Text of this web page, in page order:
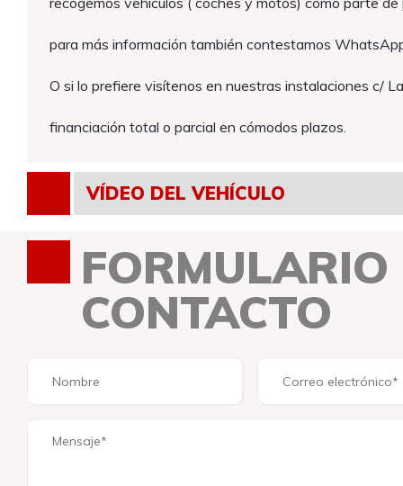
para más información también contestamos
O si lo prefiere visítenos en nuestras instalaciones c/
financiación total o parcial en cómodos plazos.
VÍDEO DEL VEHÍCULO
FORMULARIO
CONTACTO